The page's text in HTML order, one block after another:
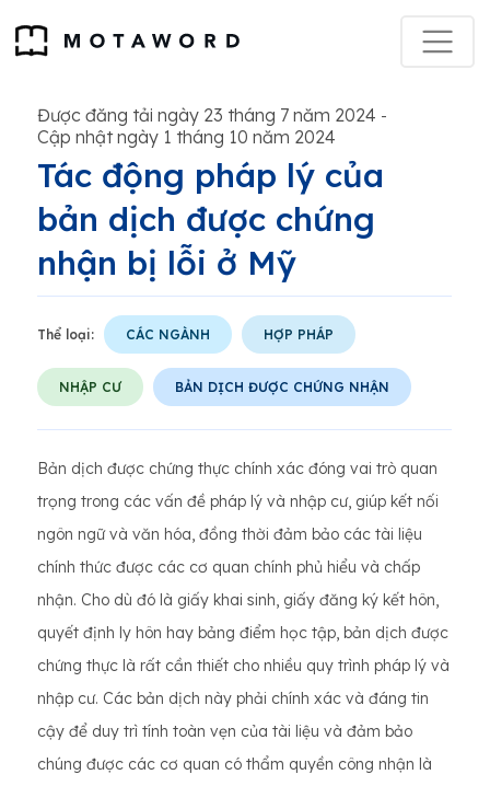
Được đăng tải ngày 23 tháng 7 năm 2024 -
Cập nhật ngày 1 tháng 10 năm 2024
Tác động pháp lý của
bản dịch được chứng
nhận bị lỗi ở Mỹ
Thể loại: CÁC NGÀNH HỢP PHÁP
NHẬP CƯ BẢN DỊCH ĐƯỢC CHỨNG NHẬN
Bản dịch được chứng thực chính xác đóng vai trò quan
trọng trong các vấn đề pháp lý và nhập cư, giúp kết nối
ngôn ngữ và văn hóa, đồng thời đảm bảo các tài liệu
chính thức được các cơ quan chính phủ hiểu và chấp
nhận. Cho dù đó là giấy khai sinh, giấy đăng ký kết hôn,
quyết định ly hôn hay bảng điểm học tập, bản dịch được
chứng thực là rất cần thiết cho nhiều quy trình pháp lý và
nhập cư. Các bản dịch này phải chính xác và đáng tin
cậy để duy trì tính toàn vẹn của tài liệu và đảm bảo
chúng được các cơ quan có thẩm quyền công nhận là